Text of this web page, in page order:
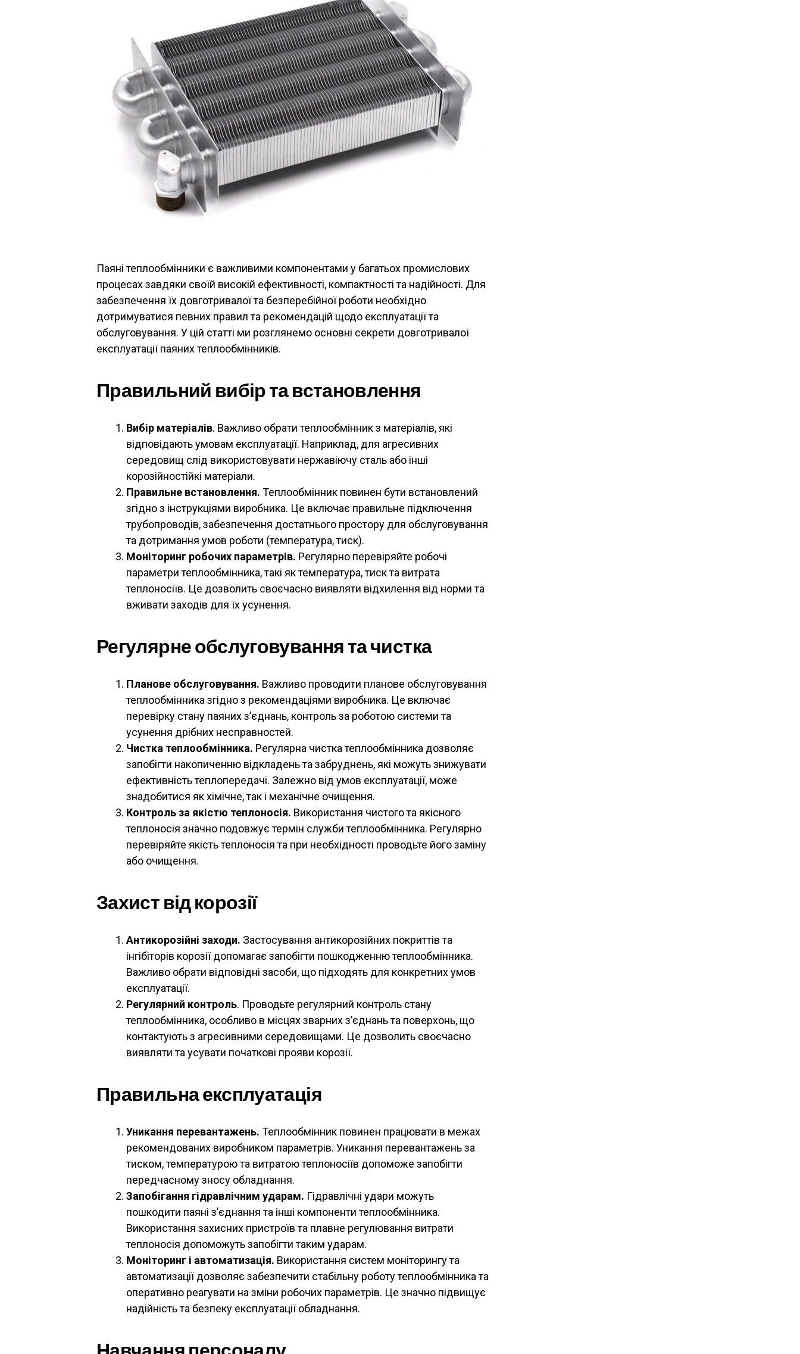
Паяні теплообмінники є важливими компонентами у багатьох промислових
процесах завдяки своїй високій ефективності, компактності та надійності. Для
забезпечення їх довготривалої та безперебійної роботи необхідно
дотримуватися певних правил та рекомендацій щодо експлуатації та
обслуговування. У цій статті ми розглянемо основні секрети довготривалої
експлуатації паяних теплообмінників.
Правильний вибір та встановлення
Вибір матеріалів. Важливо обрати теплообмінник з матеріалів, які
відповідають умовам експлуатації. Наприклад, для агресивних
середовищ слід використовувати нержавіючу сталь або інші
корозійностійкі матеріали.
Правильне встановлення. Теплообмінник повинен бути встановлений
згідно з інструкціями виробника. Це включає правильне підключення
трубопроводів, забезпечення достатнього простору для обслуговування
та дотримання умов роботи (температура, тиск).
Моніторинг робочих параметрів. Регулярно перевіряйте робочі
параметри теплообмінника, такі як температура, тиск та витрата
теплоносіїв. Це дозволить своєчасно виявляти відхилення від норми та
вживати заходів для їх усунення.
Регулярне обслуговування та чистка
Планове обслуговування. Важливо проводити планове обслуговування
теплообмінника згідно з рекомендаціями виробника. Це включає
перевірку стану паяних з’єднань, контроль за роботою системи та
усунення дрібних несправностей.
Чистка теплообмінника. Регулярна чистка теплообмінника дозволяє
запобігти накопиченню відкладень та забруднень, які можуть знижувати
ефективність теплопередачі. Залежно від умов експлуатації, може
знадобитися як хімічне, так і механічне очищення.
Контроль за якістю теплоносія. Використання чистого та якісного
теплоносія значно подовжує термін служби теплообмінника. Регулярно
перевіряйте якість теплоносія та при необхідності проводьте його заміну
або очищення.
Захист від корозії
Антикорозійні заходи. Застосування антикорозійних покриттів та
інгібіторів корозії допомагає запобігти пошкодженню теплообмінника.
Важливо обрати відповідні засоби, що підходять для конкретних умов
експлуатації.
Регулярний контроль. Проводьте регулярний контроль стану
теплообмінника, особливо в місцях зварних з’єднань та поверхонь, що
контактують з агресивними середовищами. Це дозволить своєчасно
виявляти та усувати початкові прояви корозії.
Правильна експлуатація
Уникання перевантажень. Теплообмінник повинен працювати в межах
рекомендованих виробником параметрів. Уникання перевантажень за
тиском, температурою та витратою теплоносіїв допоможе запобігти
передчасному зносу обладнання.
Запобігання гідравлічним ударам. Гідравлічні удари можуть
пошкодити паяні з’єднання та інші компоненти теплообмінника.
Використання захисних пристроїв та плавне регулювання витрати
теплоносія допоможуть запобігти таким ударам.
Моніторинг і автоматизація. Використання систем моніторингу та
автоматизації дозволяє забезпечити стабільну роботу теплообмінника та
оперативно реагувати на зміни робочих параметрів. Це значно підвищує
надійність та безпеку експлуатації обладнання.
Навчання персоналу